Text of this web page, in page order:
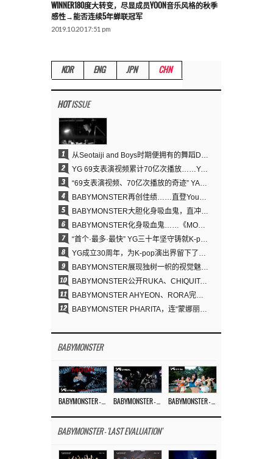
WINNER180度大转变，尽显成员YOON音乐风格的秋季
感性→能否连续5年蝉联冠军
2019.10.20 17:51 pm
KOR ENG JPN CHN
HOTISSUE
1 从Seotaiji and Boys时期便拥有的舞蹈DNA……YANG HYUN SUK开创YG Performance Video 70亿播放神话
2 YG 69支表演视频累计70亿次播放……YANG HYUN SUK制作理念奏效
3 “69支表演视频、70亿次播放的奇迹” YANG HYUN SUK为何100%亲自打造YG表演视频
4 BABYMONSTER再创佳绩……直登YouTube全球趋势榜第一名
5 BABYMONSTER大胆化身吸血鬼，直冲YouTube全球趋势榜第一
6 BABYMONSTER化身吸血鬼……《MOON》为三个月企划收官
7 “首个·最多·最快” YG三十年坚守铸就K-pop巡演新格局
8 YG成立30周年，为K-pop演出界留下了什么？
9 BABYMONSTER展现独树一帜的视觉魅力与超强驾驭力……《MOON》
10 BABYMONSTER公开RUKA、CHIQUITA《MOON》视觉照 展现克制魅力与独特视觉风格
11 BABYMONSTER AHYEON、RORA完美驾驭暗黑概念……《MOON》视觉照公开
12 BABYMONSTER PHARITA，连“蒙娜丽莎眉”也完美驾驭……与ASA散发强烈气场
BABYMONSTER
BABYMONSTER – ‘MOON’ M/V BABYMONSTER – ‘MOON’ PERFORMANCE VIDEO BABYMONSTER – ‘I LIKE IT’ M/V
BABYMONSTER - 'LAST EVALUATION'